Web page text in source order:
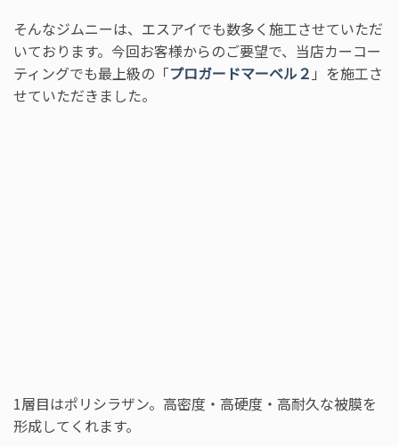
そんなジムニーは、エスアイでも数多く施工させていただ
いております。今回お客様からのご要望で、当店カーコー
ティングでも最上級の「プロガードマーベル２ 」を施工さ
せていただきました。
1層目はポリシラザン。高密度・高硬度・高耐久な被膜を
形成してくれます。